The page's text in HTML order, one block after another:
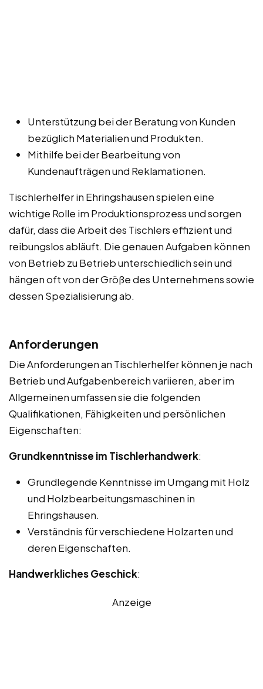
Unterstützung bei der Beratung von Kunden
bezüglich Materialien und Produkten.
Mithilfe bei der Bearbeitung von
Kundenaufträgen und Reklamationen.
Tischlerhelfer in Ehringshausen spielen eine
wichtige Rolle im Produktionsprozess und sorgen
dafür, dass die Arbeit des Tischlers effizient und
reibungslos abläuft. Die genauen Aufgaben können
von Betrieb zu Betrieb unterschiedlich sein und
hängen oft von der Größe des Unternehmens sowie
dessen Spezialisierung ab.
Anforderungen
Die Anforderungen an Tischlerhelfer können je nach
Betrieb und Aufgabenbereich variieren, aber im
Allgemeinen umfassen sie die folgenden
Qualifikationen, Fähigkeiten und persönlichen
Eigenschaften:
Grundkenntnisse im Tischlerhandwerk:
Grundlegende Kenntnisse im Umgang mit Holz
und Holzbearbeitungsmaschinen in
Ehringshausen.
Verständnis für verschiedene Holzarten und
deren Eigenschaften.
Handwerkliches Geschick:
Anzeige